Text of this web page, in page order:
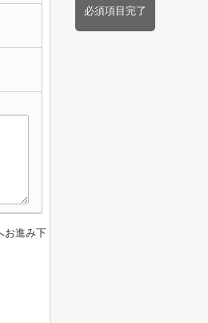
必須項目完了
お進み下